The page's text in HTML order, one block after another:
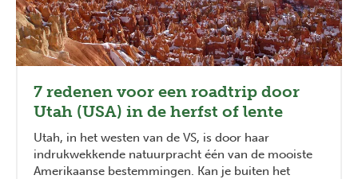
7 redenen voor een roadtrip door
Utah (USA) in de herfst of lente
Utah, in het westen van de VS, is door haar
indrukwekkende natuurpracht één van de mooiste
Amerikaanse bestemmingen. Kan je buiten het